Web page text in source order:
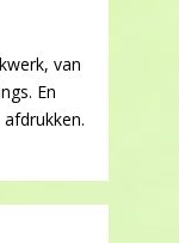
van
En